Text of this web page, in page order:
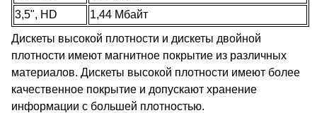
3,5", HD
1,44 Мбайт
Дискеты высокой плотности и дискеты двойной
плотности имеют магнитное покрытие из различных
материалов. Дискеты высокой плотности имеют более
качественное покрытие и допускают хранение
информации с большей плотностью.